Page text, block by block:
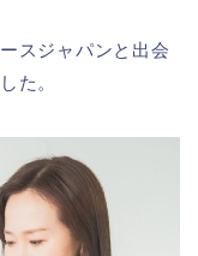
スジャパンと出会
た。